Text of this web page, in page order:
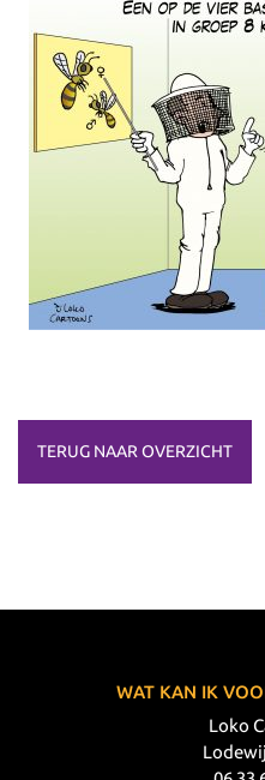
TERUG NAAR OVERZICHT
WAT KAN IK
Loko